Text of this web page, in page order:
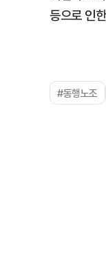
등으로 인
#동행노조